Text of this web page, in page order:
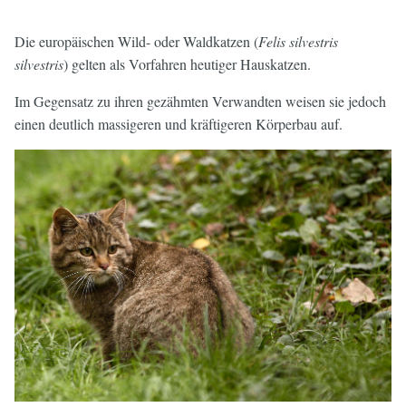
Die europäischen Wild- oder Waldkatzen (Felis silvestris
silvestris) gelten als Vorfahren heutiger Hauskatzen.
Im Gegensatz zu ihren gezähmten Verwandten weisen sie jedoch
einen deutlich massigeren und kräftigeren Körperbau auf.